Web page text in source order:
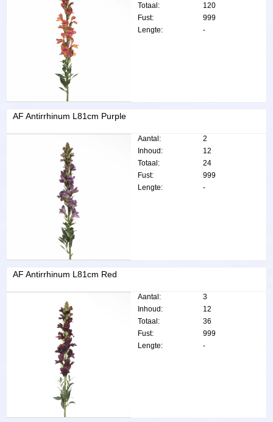
Totaal:
120
Fust:
999
Lengte:
-
AF Antirrhinum L81cm Purple
Aantal:
2
Inhoud:
12
Totaal:
24
Fust:
999
Lengte:
-
AF Antirrhinum L81cm Red
Aantal:
3
Inhoud:
12
Totaal:
36
Fust:
999
Lengte:
-